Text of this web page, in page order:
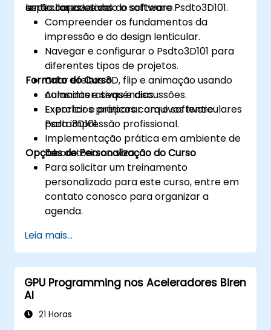
Usar o modelo de execução CUDA para
controlar os threads, blocos e grades que
definem o paralelismo.
Depurar e testar programas CUDA
usando ferramentas como CUDA-GDB,
CUDA-MEMCHECK e NVIDIA Nsight.
Otimizar programas CUDA usando
técnicas como coalescência,
armazenamento em cache, pré-busca e
criação de perfil.
aspectos criativos do software.
lenticulares usando o software Psdto3D101.
serão capazes de:
Compreender os fundamentos da
impressão e do design lenticular.
Navegar e configurar o Psdto3D101 para
diferentes tipos de projetos.
Criar efeitos 3D, flip e animação usando
camadas e sequências.
Exportar e preparar arquivos lenticulares
para impressão profissional.
Formato do Curso
Aulas interativas e discussões.
Exercícios práticos com o software
Psdto3D101.
Implementação prática em ambiente de
laboratório ao vivo.
Opções de Personalização do Curso
Para solicitar um treinamento
personalizado para este curso, entre em
contato conosco para organizar a
agenda.
Leia mais...
GPU Programming nos Aceleradores Biren
AI
21 Horas